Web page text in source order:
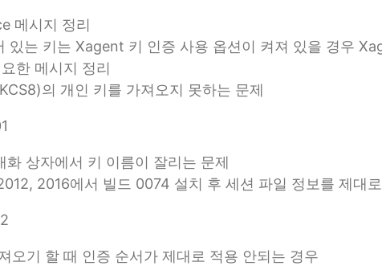
메시지 정리
있는 키는 Xagent 키 인증 사용 옵션이 켜져 있을 경우
한 메시지 정리
의 개인 키를 가져오지 못하는 문제
상자에서 키 이름이 잘리는 문제
2016에서 빌드 0074 설치 후 세션 파일 정보를 제대
오기 할 때 인증 순서가 제대로 적용 안되는 경우